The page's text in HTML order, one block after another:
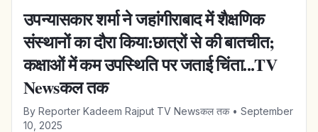
उपन्यासकार शर्मा ने जहांगीराबाद में शैक्षणिक
संस्थानों का दौरा किया:छात्रों से की बातचीत;
कक्षाओं में कम उपस्थिति पर जताई चिंता...TV
Newsकल तक
By Reporter Kadeem Rajput TV Newsकल तक• September
10, 2025